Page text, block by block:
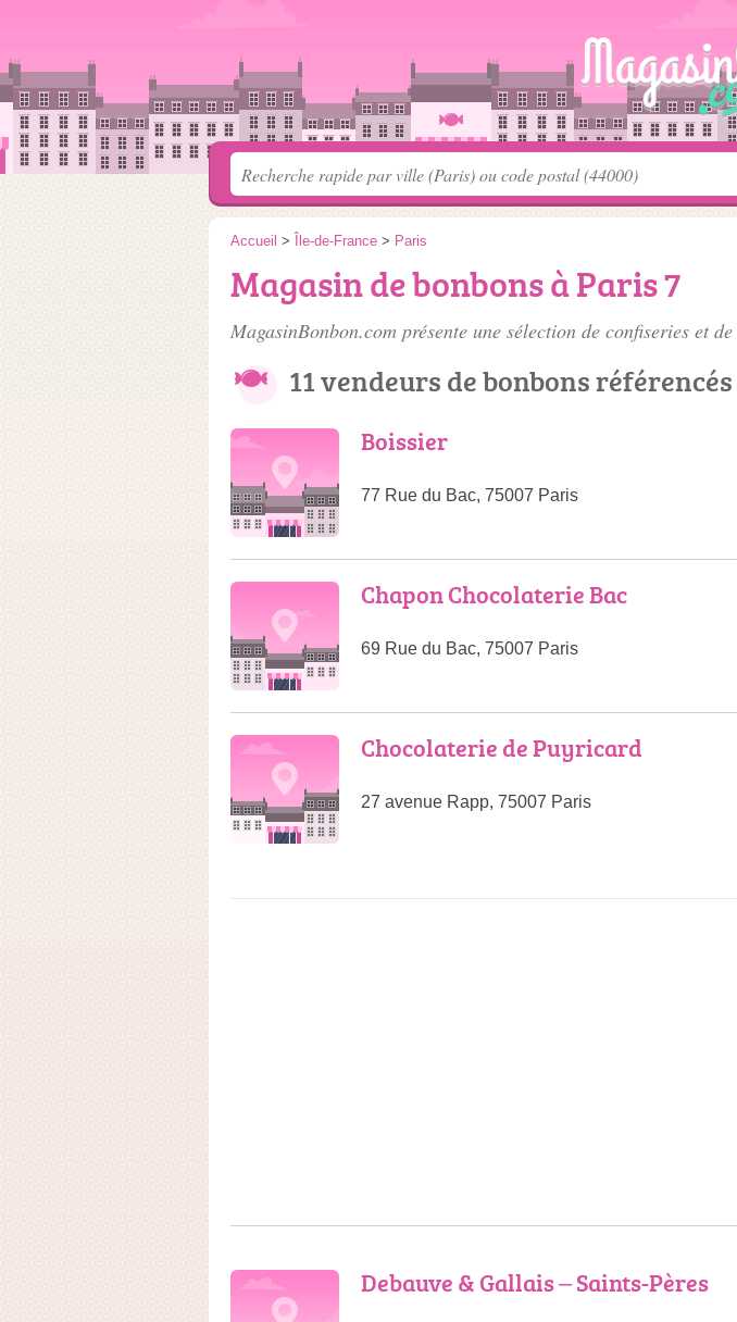
Accueil > Île-de-France > Paris
Magasin de bonbons à Paris 7
MagasinBonbon.com présente une sélection de confiseries et de
11 vendeurs de bonbons référencés
Boissier
77 Rue du Bac, 75007 Paris
Chapon Chocolaterie Bac
69 Rue du Bac, 75007 Paris
Chocolaterie de Puyricard
27 avenue Rapp, 75007 Paris
Debauve & Gallais – Saints-Pères